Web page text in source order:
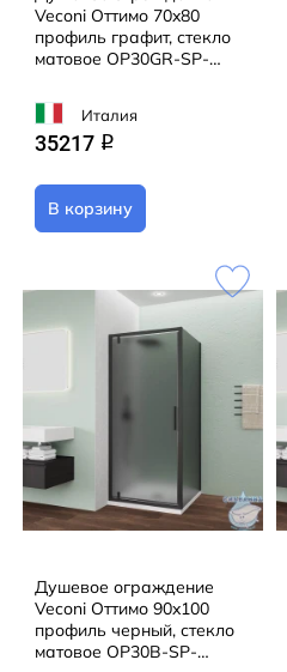
Veconi Оттимо 70x80
профиль графит, стекло
матовое OP30GR-SP-
Италия
35217 q
В корзину
Душевое ограждение
Veconi Оттимо 90x100
профиль черный, стекло
матовое OP30B-SP-